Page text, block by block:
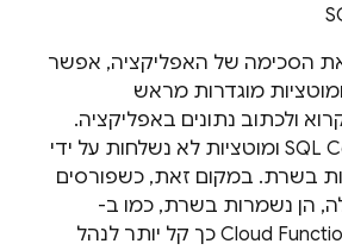
הסכימה של האפליקציה, אפשר
מוגדרות מראש
ולכתוב נתונים באפליקציה.
SQL ומוטציות לא נשלחות על ידי
בשרת. במקום זאת, כשפורסים
הן נשמרות בשרת, כמו ב-
Cloud כך קל יותר לנהל